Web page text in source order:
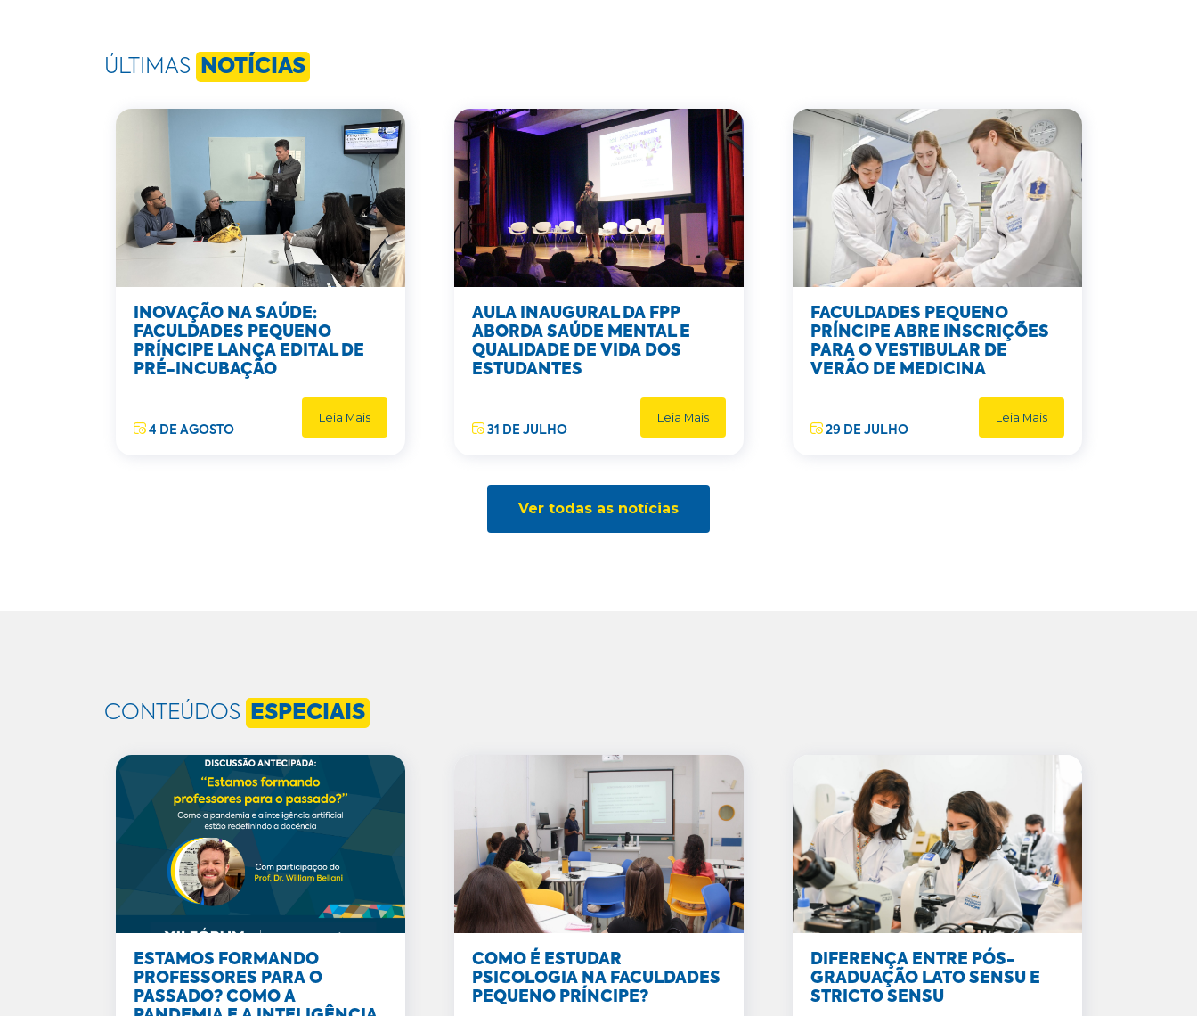
ÚLTIMAS NOTÍCIAS
INOVAÇÃO NA SAÚDE:
FACULDADES PEQUENO
PRÍNCIPE LANÇA EDITAL DE
PRÉ-INCUBAÇÃO
4 DE AGOSTO
Leia Mais
AULA INAUGURAL DA FPP
ABORDA SAÚDE MENTAL E
QUALIDADE DE VIDA DOS
ESTUDANTES
31 DE JULHO
Leia Mais
FACULDADES PEQUENO
PRÍNCIPE ABRE INSCRIÇÕES
PARA O VESTIBULAR DE
VERÃO DE MEDICINA
29 DE JULHO
Leia Mais
Ver todas as notícias
CONTEÚDOS ESPECIAIS
ESTAMOS FORMANDO
PROFESSORES PARA O
PASSADO? COMO A
COMO É ESTUDAR
PSICOLOGIA NA FACULDADES
PEQUENO PRÍNCIPE?
DIFERENÇA ENTRE PÓS-
GRADUAÇÃO LATO SENSU E
STRICTO SENSU